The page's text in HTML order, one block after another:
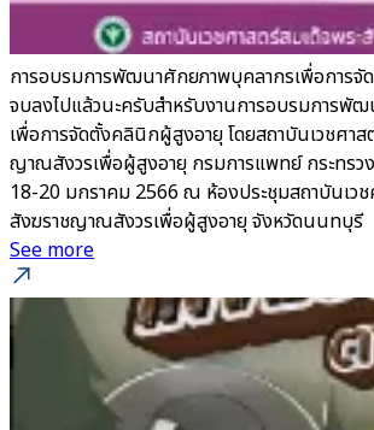
การอบรมการพัฒนาศักยภาพบุคลากรเพื่อการ
จบลงไปแล้วนะครับสำหรับงานการอบรมการพั
เพื่อการจัดตั้งคลินิกผู้สูงอายุ โดยสถาบันเวชศาส
ญาณสังวรเพื่อผู้สูงอายุ กรมการแพทย์ กระทรว
18-20 มกราคม 2566 ณ ห้องประชุมสถาบันเวช
สังฆราชญาณสังวรเพื่อผู้สูงอายุ จังหวัดนนทบุรี
See more